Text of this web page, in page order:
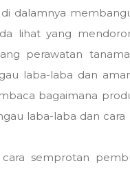
dalamnya
lihat yang
perawatan
laba-laba dan
bagaimana
laba-laba dan
semprotan